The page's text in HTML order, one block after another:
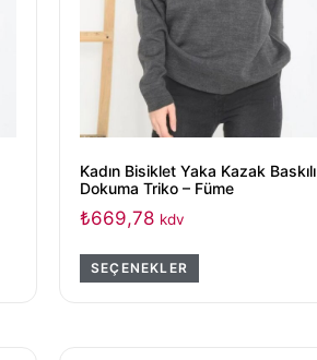
Kadın Bisiklet Yaka Kazak Baskılı
Dokuma Triko – Füme
₺669,78 kdv
SEÇENEKLER